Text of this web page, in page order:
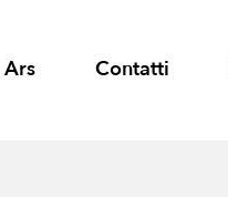
Ars Contatti